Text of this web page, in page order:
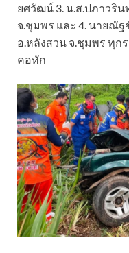
ยศวัฒน์ 3. น.ส.ปภาวริน
จ.ชุมพร และ 4. นายณัฐ
อ.หลังสวน จ.ชุมพร ทุก
คอหัก